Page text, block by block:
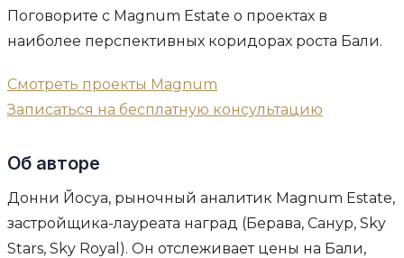
Поговорите с Magnum Estate о проектах в
наиболее перспективных коридорах роста Бали.
Смотреть проекты Magnum
Записаться на бесплатную консультацию
Об авторе
Донни Йосуа, рыночный аналитик Magnum Estate,
застройщика-лауреата наград (Берава, Санур, Sky
Stars, Sky Royal). Он отслеживает цены на Бали,